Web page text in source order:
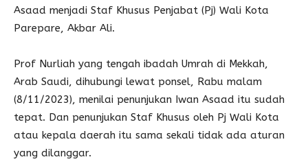
Asaad menjadi Staf Khusus Penjabat (Pj) Wali Kota
Parepare, Akbar Ali.
Prof Nurliah yang tengah ibadah Umrah di Mekkah,
Arab Saudi, dihubungi lewat ponsel, Rabu malam
(8/11/2023), menilai penunjukan Iwan Asaad itu sudah
tepat. Dan penunjukan Staf Khusus oleh Pj Wali Kota
atau kepala daerah itu sama sekali tidak ada aturan
yang dilanggar.